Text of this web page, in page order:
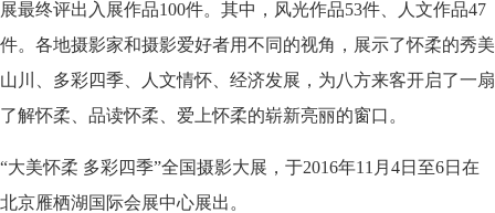
展最终评出入展作品100件。其中，风光作品53件、人文作品47
件。各地摄影家和摄影爱好者用不同的视角，展示了怀柔的秀美
山川、多彩四季、人文情怀、经济发展，为八方来客开启了一扇
了解怀柔、品读怀柔、爱上怀柔的崭新亮丽的窗口。
“大美怀柔 多彩四季”全国摄影大展，于2016年11月4日至6日在
北京雁栖湖国际会展中心展出。